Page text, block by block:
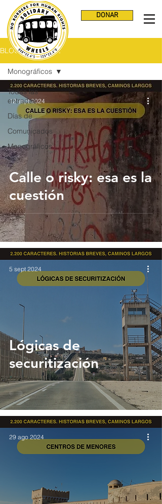
DONAR
BLOG NO VISIBLE
Todas las
entradas
Días de
Comunicados
Monográficos
Monográficos
Calle o risky: esa es la
cuestión
12 sept 2024
Lógicas de
securitización
5 sept 2024
29 ago 2024